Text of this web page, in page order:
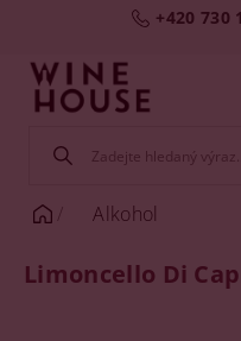
+420 730
Alkohol
Limoncello Di